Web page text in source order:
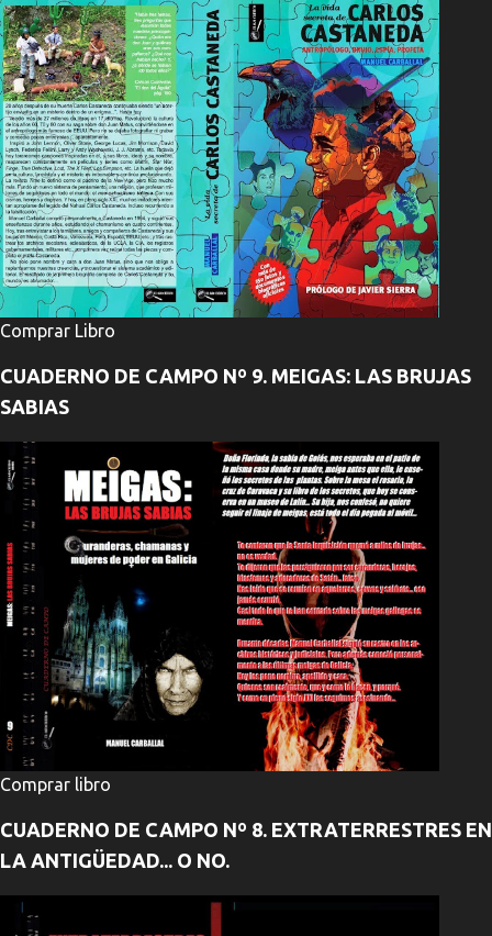
Comprar Libro
CUADERNO DE CAMPO Nº 9. MEIGAS: LAS BRUJAS
SABIAS
Comprar libro
CUADERNO DE CAMPO Nº 8. EXTRATERRESTRES EN
LA ANTIGÜEDAD... O NO.